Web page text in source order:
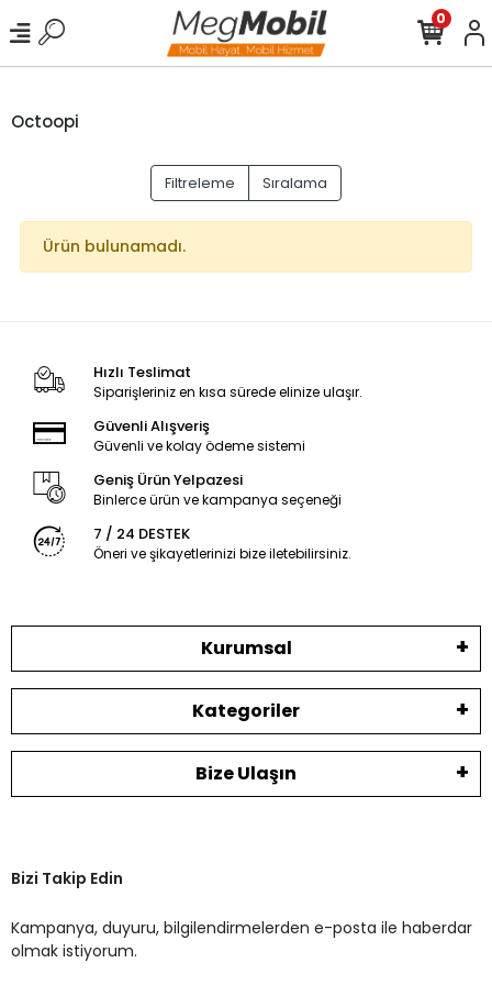
0
Octoopi
Filtreleme Sıralama
Ürün bulunamadı.
Hızlı Teslimat
Siparişleriniz en kısa sürede elinize ulaşır.
Güvenli Alışveriş
Güvenli ve kolay ödeme sistemi
Geniş Ürün Yelpazesi
Binlerce ürün ve kampanya seçeneği
7 / 24 DESTEK
Öneri ve şikayetlerinizi bize iletebilirsiniz.
Kurumsal
Kategoriler
Bize Ulaşın
Bizi Takip Edin
Kampanya, duyuru, bilgilendirmelerden e-posta ile haberdar
olmak istiyorum.